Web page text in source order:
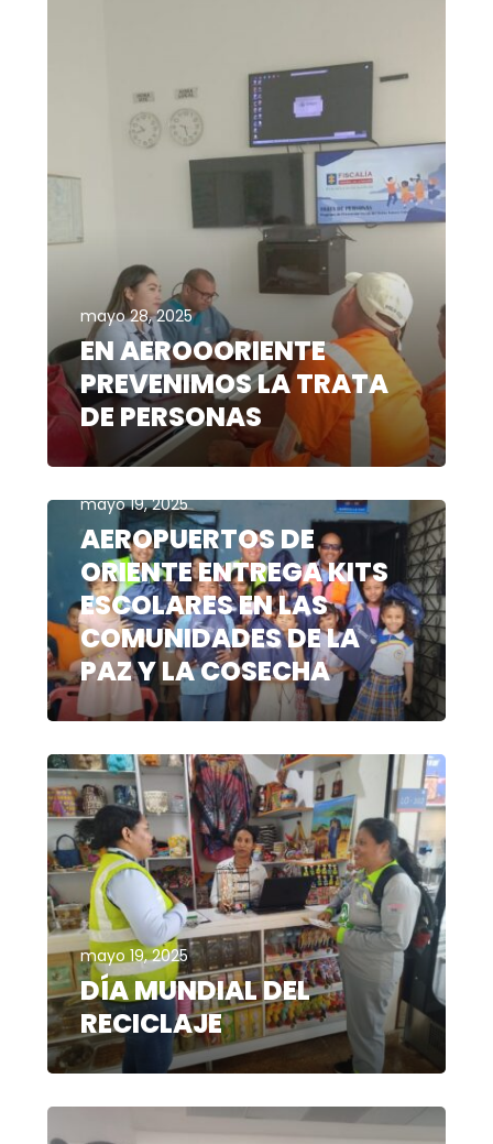
mayo 28, 2025
EN AEROOORIENTE
PREVENIMOS LA TRATA
DE PERSONAS
mayo 19, 2025
AEROPUERTOS DE
ORIENTE ENTREGA KITS
ESCOLARES EN LAS
COMUNIDADES DE LA
PAZ Y LA COSECHA
mayo 19, 2025
DÍA MUNDIAL DEL
RECICLAJE